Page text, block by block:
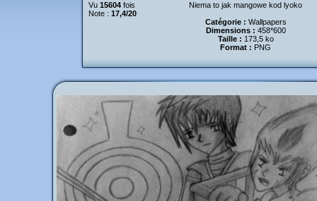
Vu 15604fois
Note : 17,4/20
Niema to jak mangowe kod lyoko
Catégorie : Wallpapers
Dimensions : 458*600
Taille : 173,5 ko
Format : PNG